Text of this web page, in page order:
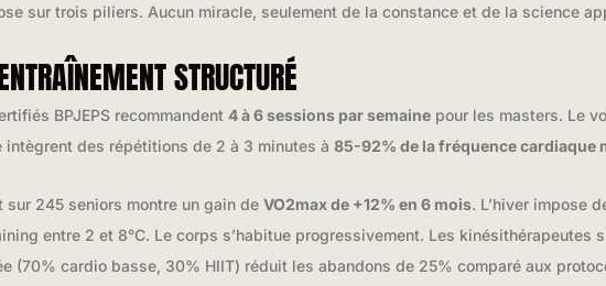
sur trois piliers. Aucun miracle, seulement de la constance et de la science
STRUCTURÉ
BPJEPS recommandent 4 à 6 sessions par semaine pour les masters. Le
intègrent des répétitions de 2 à 3 minutes à 85-92% de la fréquence cardiaque
sur 245 seniors montre un gain de VO2max de +12% en 6 mois. L’hiver impose
entre 2 et 8°C. Le corps s’habitue progressivement. Les kinésithérapeutes
(70% cardio basse, 30% HIIT) réduit les abandons de 25% comparé aux